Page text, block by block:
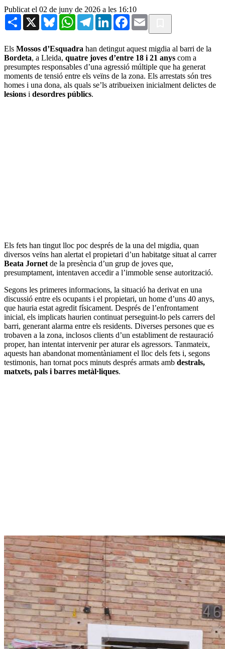
Publicat el 02 de juny de 2026 a les 16:10
Share X BlueskyWhatsAppTelegramLinkedInFacebook
Email
Els Mossos d’Esquadra han detingut aquest migdia al barri de la
Bordeta, a Lleida, quatre joves d’entre 18 i 21 anys com a
presumptes responsables d’una agressió múltiple que ha generat
moments de tensió entre els veïns de la zona. Els arrestats són tres
homes i una dona, als quals se’ls atribueixen inicialment delictes de
lesions i desordres públics.
Els fets han tingut lloc poc després de la una del migdia, quan
diversos veïns han alertat el propietari d’un habitatge situat al carrer
Beata Jornet de la presència d’un grup de joves que,
presumptament, intentaven accedir a l’immoble sense autorització.
Segons les primeres informacions, la situació ha derivat en una
discussió entre els ocupants i el propietari, un home d’uns 40 anys,
que hauria estat agredit físicament. Després de l’enfrontament
inicial, els implicats haurien continuat perseguint-lo pels carrers del
barri, generant alarma entre els residents. Diverses persones que es
trobaven a la zona, inclosos clients d’un establiment de restauració
proper, han intentat intervenir per aturar els agressors. Tanmateix,
aquests han abandonat momentàniament el lloc dels fets i, segons
testimonis, han tornat pocs minuts després armats amb destrals,
matxets, pals i barres metàl·liques.